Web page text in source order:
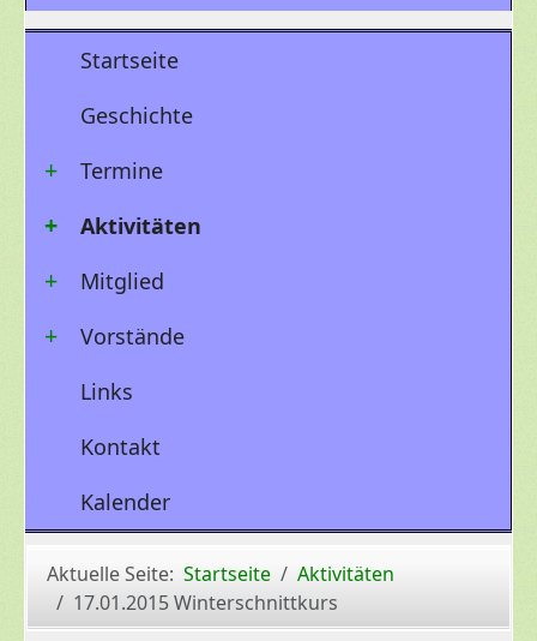
Startseite
Geschichte
Termine
Aktivitäten
Mitglied
Vorstände
Links
Kontakt
Kalender
Aktuelle Seite: Startseite
Aktivitäten
17.01.2015 Winterschnittkurs